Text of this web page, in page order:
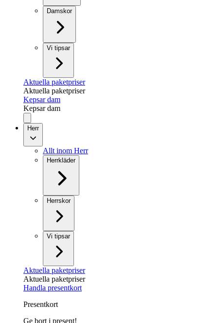
Damskor
Vi tipsar
Aktuella paketpriser
Aktuella paketpriser
Kepsar dam
Kepsar dam
Herr
Allt inom Herr
Herrkläder
Herrskor
Vi tipsar
Aktuella paketpriser
Aktuella paketpriser
Handla presentkort
Presentkort
Ge bort i present!